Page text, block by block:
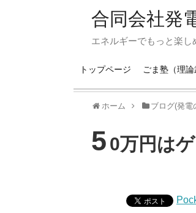
合同会社発
エネルギーでもっと楽し
トップページ ごま塾（理論
ホーム ブログ(発電
5 0万円は